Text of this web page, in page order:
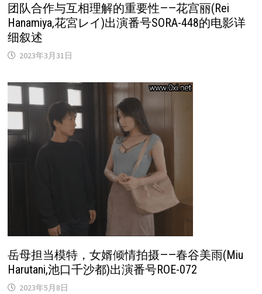
团队合作与互相理解的重要性——花宫丽(Rei
Hanamiya,花宮レイ)出演番号SORA-448的电影详
细叙述
2023年3月31日
岳母担当模特，女婿倾情拍摄——春谷美雨(Miu
Harutani,池口千沙都)出演番号ROE-072
2023年5月8日